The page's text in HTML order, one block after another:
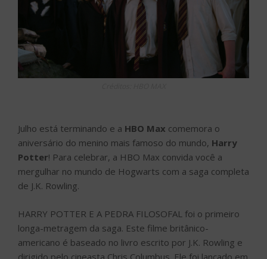
Julho está terminando e a HBO Max comemora o
aniversário do menino mais famoso do mundo, Harry
Potter! Para celebrar, a HBO Max convida você a
mergulhar no mundo de Hogwarts com a saga completa
de J.K. Rowling.
HARRY POTTER E A PEDRA FILOSOFAL foi o primeiro
longa-metragem da saga. Este filme britânico-
americano é baseado no livro escrito por J.K. Rowling e
dirigido pelo cineasta Chris Columbus. Ele foi lançado em